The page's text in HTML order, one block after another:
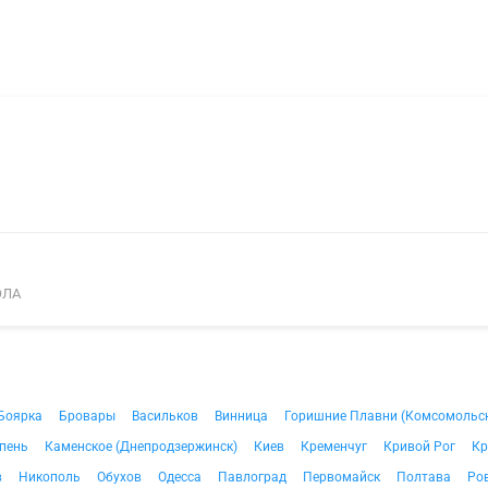
Бровары Васильков Винница
Горишние Плавни
Каменское (Днепродзержинск) Киев Кременчуг Кривой Рог
Никополь Обухов Одесса Павлоград Первомайск Полтава